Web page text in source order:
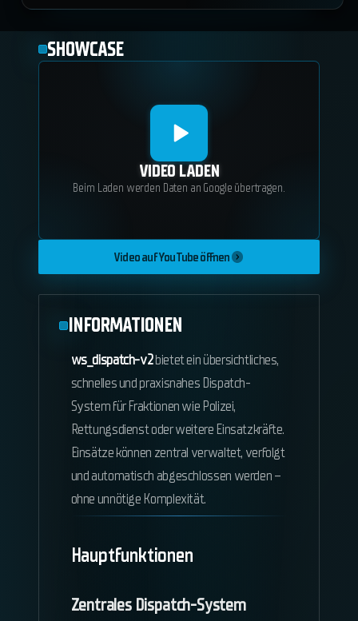
SHOWCASE
VIDEO LADEN
Beim Laden werden Daten an Google übertragen.
Video auf YouTube öffnen
INFORMATIONEN
ws_dispatch-v2bietet ein übersichtliches,
schnelles und praxisnahes Dispatch-
System für Fraktionen wie Polizei,
Rettungsdienst oder weitere Einsatzkräfte.
Einsätze können zentral verwaltet, verfolgt
und automatisch abgeschlossen werden –
ohne unnötige Komplexität.
Hauptfunktionen
Zentrales Dispatch-System